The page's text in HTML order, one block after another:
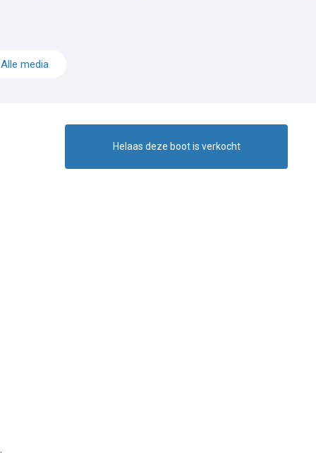
Alle media
Helaas deze boot is verkocht